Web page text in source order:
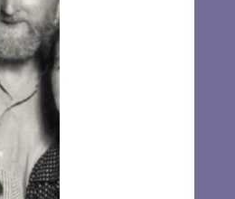
De două mii de ani…